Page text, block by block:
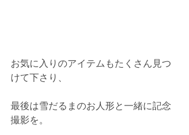
お気に入りのアイテムもたくさん見つ
けて下さり、
最後は雪だるまのお人形と一緒に記念
撮影を。